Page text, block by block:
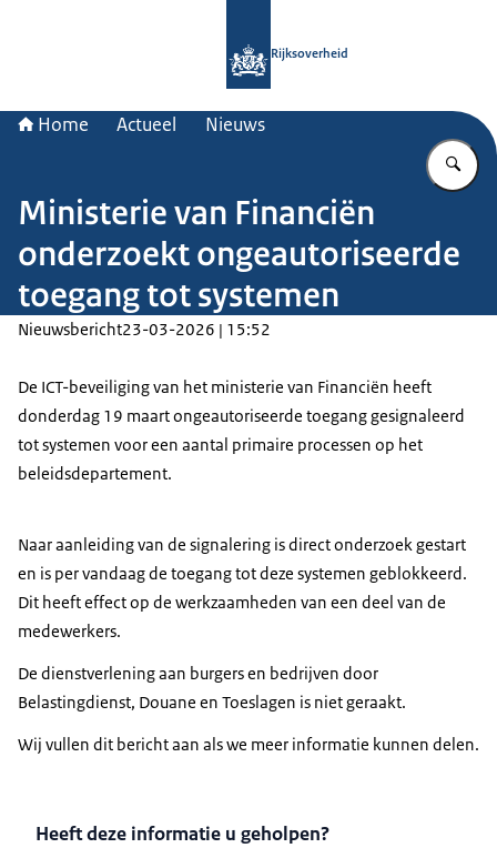
Rijksoverheid
Home Actueel Nieuws
Ministerie van Financiën
onderzoekt ongeautoriseerde
toegang tot systemen
Nieuwsbericht23-03-2026 | 15:52
De ICT-beveiliging van het ministerie van Financiën heeft
donderdag 19 maart ongeautoriseerde toegang gesignaleerd
tot systemen voor een aantal primaire processen op het
beleidsdepartement.
Naar aanleiding van de signalering is direct onderzoek gestart
en is per vandaag de toegang tot deze systemen geblokkeerd.
Dit heeft effect op de werkzaamheden van een deel van de
medewerkers.
De dienstverlening aan burgers en bedrijven door
Belastingdienst, Douane en Toeslagen is niet geraakt.
Wij vullen dit bericht aan als we meer informatie kunnen delen.
Heeft deze informatie u geholpen?